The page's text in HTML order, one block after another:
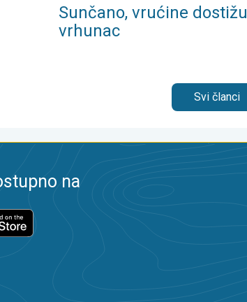
Sunčano, vrućine dostižu
vrhunac
Svi članci
na